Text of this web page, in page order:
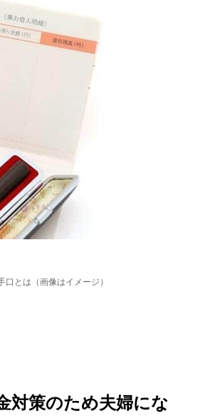
とは（画像はイメージ）
対策のため夫婦にな